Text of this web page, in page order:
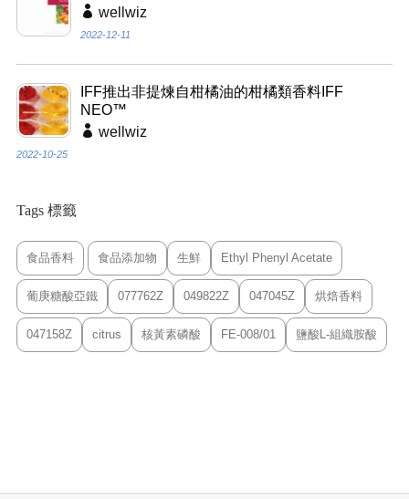
wellwiz
2022-12-11
IFF推出非提煉自柑橘油的柑橘類香料IFF
NEO™
wellwiz
2022-10-25
Tags 標籤
食品香料 食品添加物 生鮮 Ethyl Phenyl Acetate
葡庚糖酸亞鐵 077762Z 049822Z 047045Z 烘焙香料
047158Z citrus 核黃素磷酸 FE-008/01 鹽酸L-組織胺酸